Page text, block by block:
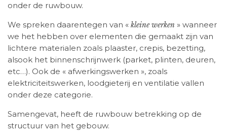
onder de ruwbouw.
We spreken daarentegen van « kleine werken » wanneer
we het hebben over elementen die gemaakt zijn van
lichtere materialen zoals plaaster, crepis, bezetting,
alsook het binnenschrijnwerk (parket, plinten, deuren,
etc…). Ook de « afwerkingswerken », zoals
elektriciteitswerken, loodgieterij en ventilatie vallen
onder deze categorie.
Samengevat, heeft de ruwbouw betrekking op de
structuur van het gebouw.